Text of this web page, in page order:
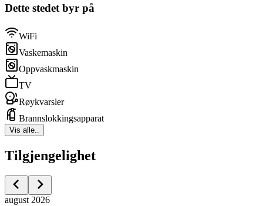
Dette stedet byr på
WiFi
Vaskemaskin
Oppvaskmaskin
TV
Røykvarsler
Brannslokkingsapparat
Vis alle..
Tilgjengelighet
august 2026